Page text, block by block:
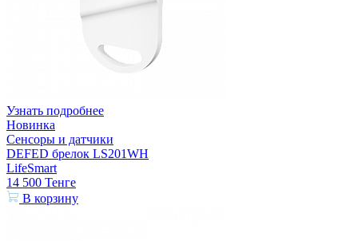
Узнать подробнее
Новинка
Сенсоры и датчики
DEFED брелок LS201WH
LifeSmart
14 500 Тенге
В корзину